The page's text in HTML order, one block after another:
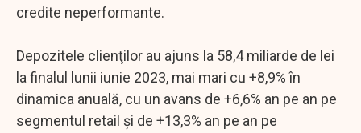
credite neperformante.
Depozitele clienţilor au ajuns la 58,4 miliarde de lei
la finalul lunii iunie 2023, mai mari cu +8,9% în
dinamica anuală, cu un avans de +6,6% an pe an pe
segmentul retail şi de +13,3% an pe an pe